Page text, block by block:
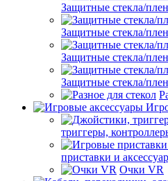
Защитные стекла/
Защитные стекла/
Защитные стекла/
Защитные стекла/
триггеры,
приставки и
Очки VR